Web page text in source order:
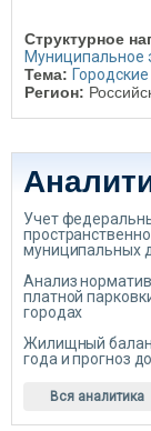
Структурное
Муниципальное
Тема:
Регион:
Учет
муниципальных
Анализ
платной
городах
Жилищный
года и прогноз
Вся аналитика